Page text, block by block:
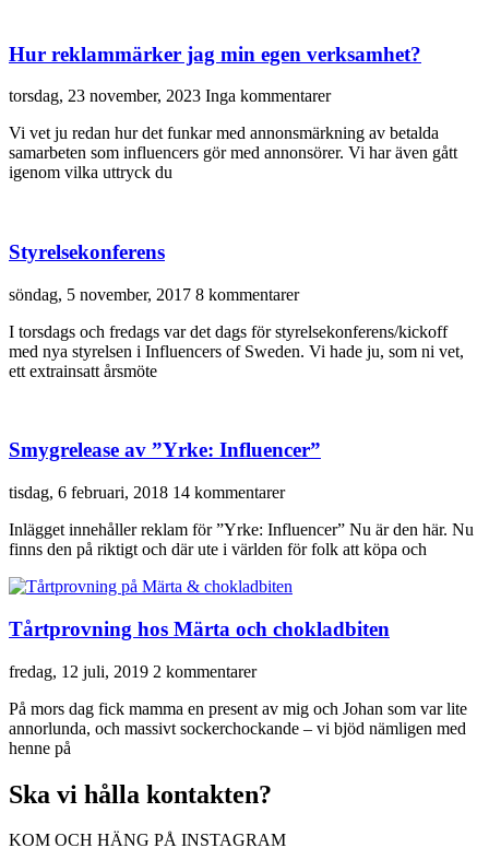
Hur reklammärker jag min egen verksamhet?
torsdag, 23 november, 2023 Inga kommentarer
Vi vet ju redan hur det funkar med annonsmärkning av betalda
samarbeten som influencers gör med annonsörer. Vi har även gått
igenom vilka uttryck du
Styrelsekonferens
söndag, 5 november, 2017 8 kommentarer
I torsdags och fredags var det dags för styrelsekonferens/kickoff
med nya styrelsen i Influencers of Sweden. Vi hade ju, som ni vet,
ett extrainsatt årsmöte
Smygrelease av ”Yrke: Influencer”
tisdag, 6 februari, 2018 14 kommentarer
Inlägget innehåller reklam för ”Yrke: Influencer” Nu är den här. Nu
finns den på riktigt och där ute i världen för folk att köpa och
Tårtprovning hos Märta och chokladbiten
fredag, 12 juli, 2019 2 kommentarer
På mors dag fick mamma en present av mig och Johan som var lite
annorlunda, och massivt sockerchockande – vi bjöd nämligen med
henne på
Ska vi hålla kontakten?
KOM OCH HÄNG PÅ INSTAGRAM